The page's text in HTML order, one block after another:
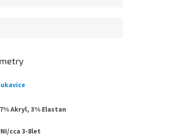
Akryl, 3% Elastan
cca 3-8let